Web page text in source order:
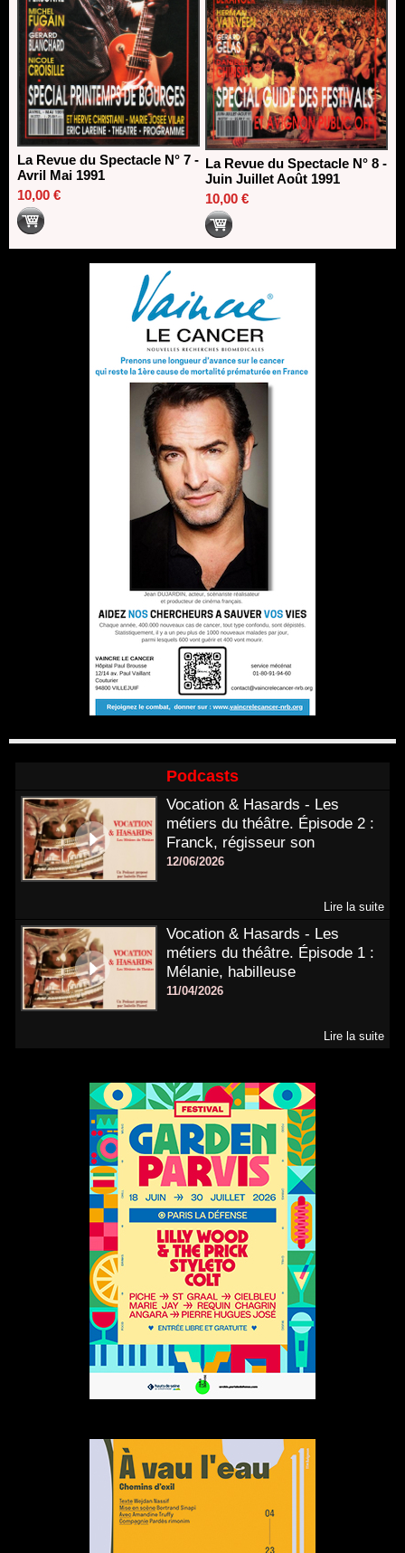
La Revue du Spectacle N° 7 -
Avril Mai 1991
10,00 €
La Revue du Spectacle N° 8 -
Juin Juillet Août 1991
10,00 €
Podcasts
Vocation & Hasards - Les
métiers du théâtre. Épisode 2 :
Franck, régisseur son
12/06/2026
Lire la suite
Vocation & Hasards - Les
métiers du théâtre. Épisode 1 :
Mélanie, habilleuse
11/04/2026
Lire la suite